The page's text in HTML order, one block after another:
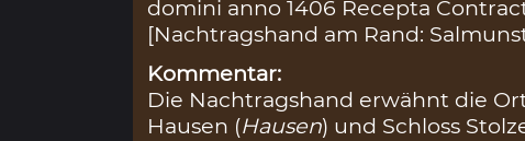
domini anno 1406 Recepta
[Nachtragshand am Rand:
Kommentar:
Die Nachtragshand erwähnt die
Hausen (Hausen) und Schloss